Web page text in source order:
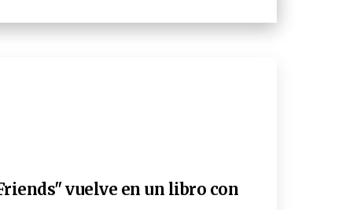
vuelve en un libro con